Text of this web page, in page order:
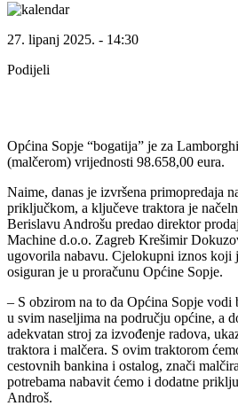
27. lipanj 2025. - 14:30
Podijeli
Općina Sopje “bogatija” je za
(malčerom) vrijednosti 98.658,00 eura.
Naime, danas je izvršena primopredaja
priključkom, a ključeve traktora je
Berislavu Androšu predao direktor
Machine d.o.o. Zagreb Krešimir
ugovorila nabavu. Cjelokupni iznos koji
osiguran je u proračunu Općine Sopje.
– S obzirom na to da Općina Sopje vodi
u svim naseljima na području općine, a
adekvatan stroj za izvođenje radova,
traktora i malčera. S ovim traktorom
cestovnih bankina i ostalog, znači
potrebama nabavit ćemo i dodatne
Androš.